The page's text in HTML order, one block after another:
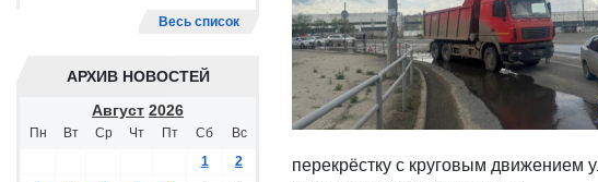
Весь список
АРХИВ НОВОСТЕЙ
Август 2026
Пн Вт Ср Чт Пт Сб
Вс
1
2
перекрёстку с круговым движением